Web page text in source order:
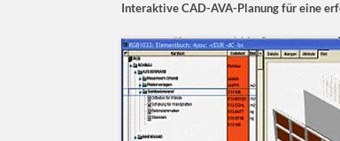
Interaktive CAD-AVA-Planung für eine